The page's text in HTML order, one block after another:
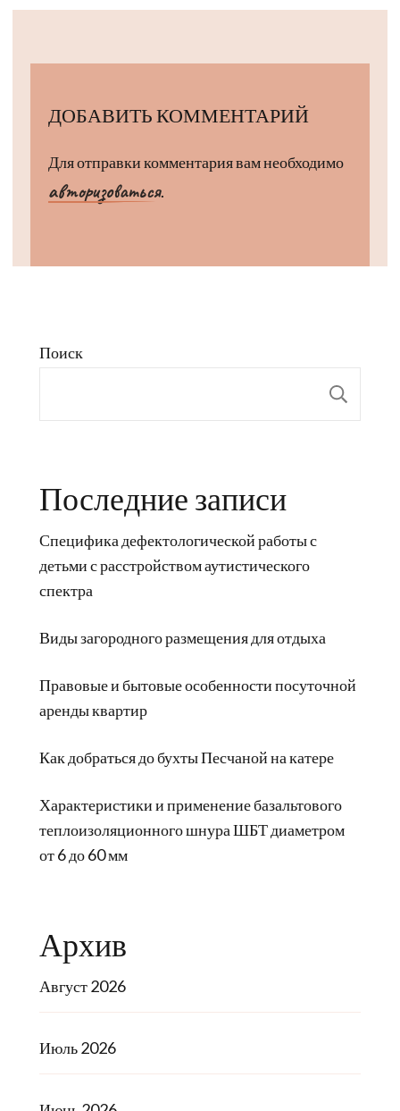
ДОБАВИТЬ КОММЕНТАРИЙ
Для отправки комментария вам необходимо
авторизоваться.
Поиск
Последние записи
Специфика дефектологической работы с
детьми с расстройством аутистического
спектра
Виды загородного размещения для отдыха
Правовые и бытовые особенности посуточной
аренды квартир
Как добраться до бухты Песчаной на катере
Характеристики и применение базальтового
теплоизоляционного шнура ШБТ диаметром
от 6 до 60 мм
Архив
Август 2026
Июль 2026